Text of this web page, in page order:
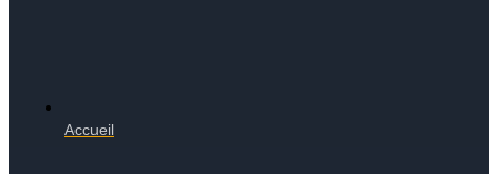
Accueil